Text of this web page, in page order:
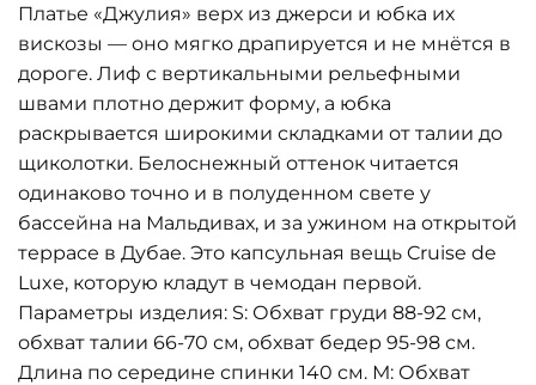
Платье «Джулия» верх из джерси и юбка их
вискозы — оно мягко драпируется и не мнётся в
дороге. Лиф с вертикальными рельефными
швами плотно держит форму, а юбка
раскрывается широкими складками от талии до
щиколотки. Белоснежный оттенок читается
одинаково точно и в полуденном свете у
бассейна на Мальдивах, и за ужином на открытой
террасе в Дубае. Это капсульная вещь Cruise de
Luxe, которую кладут в чемодан первой.
Параметры изделия: S: Обхват груди 88-92 см,
обхват талии 66-70 см, обхват бедер 95-98 см.
Длина по середине спинки 140 см. М: Обхват